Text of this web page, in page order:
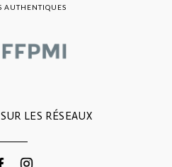
LES RÉSEAUX
AUTHENTIQUES